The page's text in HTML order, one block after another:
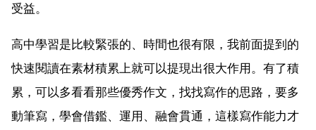
受益。
高中學習是比較緊張的、時間也很有限，我前面提到的
快速閱讀在素材積累上就可以提現出很大作用。有了積
累，可以多看看那些優秀作文，找找寫作的思路，要多
動筆寫，學會借鑑、運用、融會貫通，這樣寫作能力才